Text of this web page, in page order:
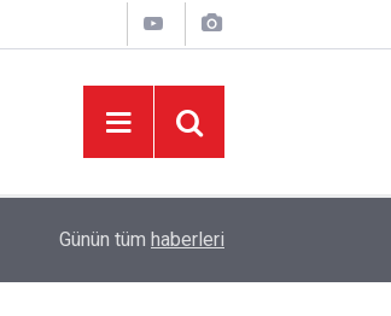
İklim Dirençli Tarım İçin Güç Birliği
Günün tüm haberleri